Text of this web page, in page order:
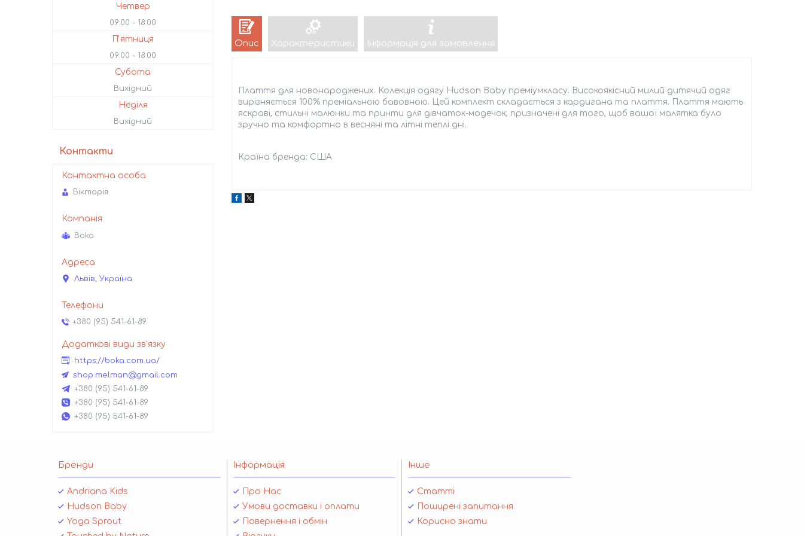
Опис Характеристики Інформація для замовлення
Плаття для новонароджених. Колекція одягу Hudson Baby преміумкласу. Високоякісний милий дитячий одяг
вирізняється 100% преміальною бавовною. Цей комплект складається з кардигана та плаття. Плаття мають
яскраві, стильні малюнки та принти для дівчаток-модечок, призначені для того, щоб вашої малятка було
зручно та комфортно в весняні та літні теплі дні.
Країна бренда: США
Четвер
09:00 18:00
Пʼятниця
09:00 18:00
Субота
Вихідний
Неділя
Вихідний
Контакти
Вікторія
Boka
Львів, Україна
+380 (95) 541-61-89
https://boka.com.ua/
shop.melman@gmail.com
+380 (95) 541-61-89
+380 (95) 541-61-89
+380 (95) 541-61-89
Бренди
Andriana Kids
Hudson Baby
Yoga Sprout
Інформація
Про Нас
Умови доставки і оплати
Повернення і обмін
Інше
Статті
Поширені запитання
Корисно знати